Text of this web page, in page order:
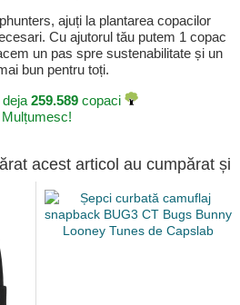
ajuți la plantarea copacilor
Cu ajutorul tău putem 1 copac
un pas spre sustenabilitate și un
bun pentru toți.
259.589copaci
Mulțumesc!
acest articol au cumpărat și